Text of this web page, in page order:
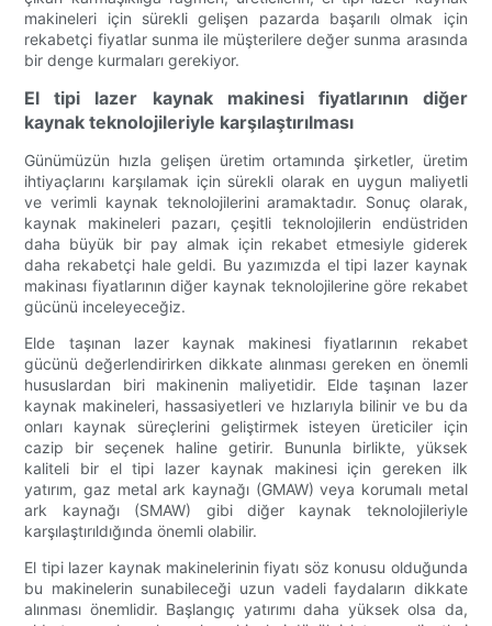
makineleri için sürekli gelişen pazarda başarılı olmak için
rekabetçi fiyatlar sunma ile müşterilere değer sunma arasında
bir denge kurmaları gerekiyor.
El tipi lazer kaynak makinesi fiyatlarının diğer
kaynak teknolojileriyle karşılaştırılması
Günümüzün hızla gelişen üretim ortamında şirketler, üretim
ihtiyaçlarını karşılamak için sürekli olarak en uygun maliyetli
ve verimli kaynak teknolojilerini aramaktadır. Sonuç olarak,
kaynak makineleri pazarı, çeşitli teknolojilerin endüstriden
daha büyük bir pay almak için rekabet etmesiyle giderek
daha rekabetçi hale geldi. Bu yazımızda el tipi lazer kaynak
makinası fiyatlarının diğer kaynak teknolojilerine göre rekabet
gücünü inceleyeceğiz.
Elde taşınan lazer kaynak makinesi fiyatlarının rekabet
gücünü değerlendirirken dikkate alınması gereken en önemli
hususlardan biri makinenin maliyetidir. Elde taşınan lazer
kaynak makineleri, hassasiyetleri ve hızlarıyla bilinir ve bu da
onları kaynak süreçlerini geliştirmek isteyen üreticiler için
cazip bir seçenek haline getirir. Bununla birlikte, yüksek
kaliteli bir el tipi lazer kaynak makinesi için gereken ilk
yatırım, gaz metal ark kaynağı (GMAW) veya korumalı metal
ark kaynağı (SMAW) gibi diğer kaynak teknolojileriyle
karşılaştırıldığında önemli olabilir.
El tipi lazer kaynak makinelerinin fiyatı söz konusu olduğunda
bu makinelerin sunabileceği uzun vadeli faydaların dikkate
alınması önemlidir. Başlangıç ​​yatırımı daha yüksek olsa da,